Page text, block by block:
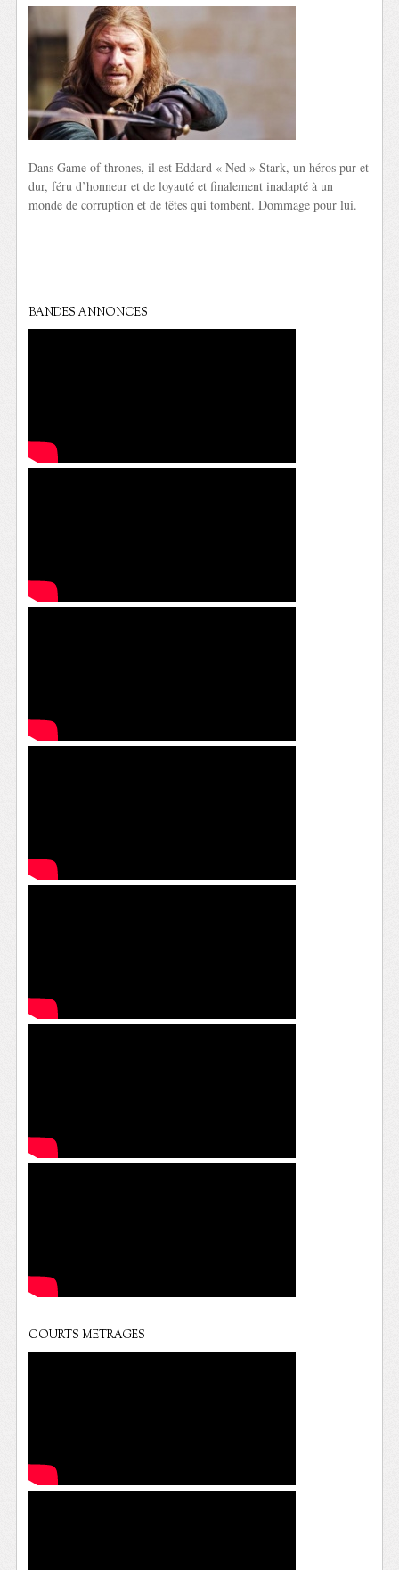
Dans Game of thrones, il est Eddard « Ned » Stark, un héros pur et
dur, féru d’honneur et de loyauté et finalement inadapté à un
monde de corruption et de têtes qui tombent. Dommage pour lui.
BANDES ANNONCES
COURTS METRAGES